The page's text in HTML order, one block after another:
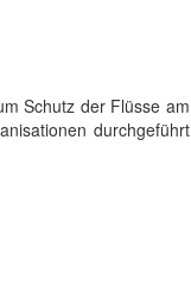
Schutz der Flüsse am
durchgeführt